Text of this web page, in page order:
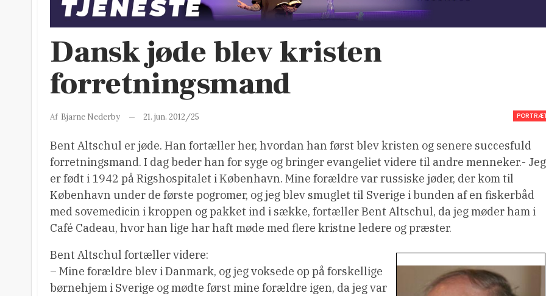
Dansk jøde blev kristen
forretningsmand
Af Bjarne Nederby 21. jun. 2012/25
Bent Altschul er jøde. Han fortæller her, hvordan han først blev kristen og senere succesfuld
forretningsmand. I dag beder han for syge og bringer evangeliet videre til andre menneker.- Jeg
er født i 1942 på Rigshospitalet i København. Mine forældre var russiske jøder, der kom til
København under de første pogromer, og jeg blev smuglet til Sverige i bunden af en fiskerbåd
med sovemedicin i kroppen og pakket ind i sække, fortæller Bent Altschul, da jeg møder ham i
Café Cadeau, hvor han lige har haft møde med flere kristne ledere og præster.
Bent Altschul fortæller videre:
– Mine forældre blev i Danmark, og jeg voksede op på forskellige
børnehjem i Sverige og mødte først mine forældre igen, da jeg var